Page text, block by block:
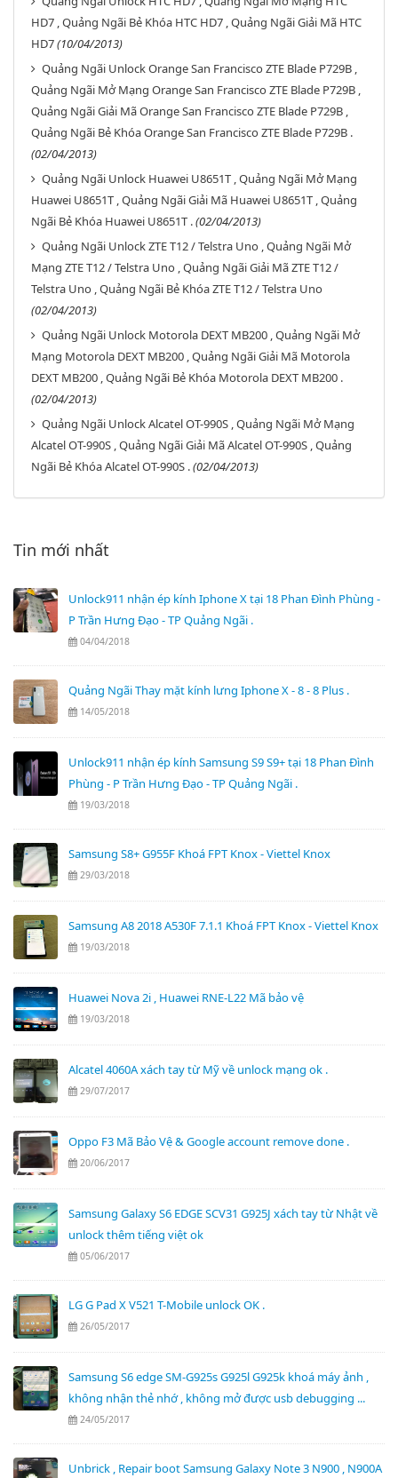
HD7 , Quảng Ngãi Bẻ Khóa HTC HD7 , Quảng Ngãi Giải Mã HTC
HD7(10/04/2013)
Quảng Ngãi Unlock Orange San Francisco ZTE Blade P729B ,
Quảng Ngãi Mở Mạng Orange San Francisco ZTE Blade P729B ,
Quảng Ngãi Giải Mã Orange San Francisco ZTE Blade P729B ,
Quảng Ngãi Bẻ Khóa Orange San Francisco ZTE Blade P729B .
(02/04/2013)
Quảng Ngãi Unlock Huawei U8651T , Quảng Ngãi Mở Mạng
Huawei U8651T , Quảng Ngãi Giải Mã Huawei U8651T , Quảng
Ngãi Bẻ Khóa Huawei U8651T .(02/04/2013)
Quảng Ngãi Unlock ZTE T12 / Telstra Uno , Quảng Ngãi Mở
Mạng ZTE T12 / Telstra Uno , Quảng Ngãi Giải Mã ZTE T12 /
Telstra Uno , Quảng Ngãi Bẻ Khóa ZTE T12 / Telstra Uno
(02/04/2013)
Quảng Ngãi Unlock Motorola DEXT MB200 , Quảng Ngãi Mở
Mạng Motorola DEXT MB200 , Quảng Ngãi Giải Mã Motorola
DEXT MB200 , Quảng Ngãi Bẻ Khóa Motorola DEXT MB200 .
(02/04/2013)
Quảng Ngãi Unlock Alcatel OT-990S , Quảng Ngãi Mở Mạng
Alcatel OT-990S , Quảng Ngãi Giải Mã Alcatel OT-990S , Quảng
Ngãi Bẻ Khóa Alcatel OT-990S .(02/04/2013)
Tin mới nhất
Unlock911 nhận ép kính Iphone X tại 18 Phan Đình Phùng -
P Trần Hưng Đạo - TP Quảng Ngãi .
04/04/2018
Quảng Ngãi Thay mặt kính lưng Iphone X - 8 - 8 Plus .
14/05/2018
Unlock911 nhận ép kính Samsung S9 S9+ tại 18 Phan Đình
Phùng - P Trần Hưng Đạo - TP Quảng Ngãi .
19/03/2018
Samsung S8+ G955F Khoá FPT Knox - Viettel Knox
29/03/2018
Samsung A8 2018 A530F 7.1.1 Khoá FPT Knox - Viettel Knox
19/03/2018
Huawei Nova 2i , Huawei RNE-L22 Mã bảo vệ
19/03/2018
Alcatel 4060A xách tay từ Mỹ về unlock mạng ok .
29/07/2017
Oppo F3 Mã Bảo Vệ & Google account remove done .
20/06/2017
Samsung Galaxy S6 EDGE SCV31 G925J xách tay từ Nhật về
unlock thêm tiếng việt ok
05/06/2017
LG G Pad X V521 T-Mobile unlock OK .
26/05/2017
Samsung S6 edge SM-G925s G925l G925k khoá máy ảnh ,
không nhận thẻ nhớ , không mở được usb debugging ...
24/05/2017
Unbrick , Repair boot Samsung Galaxy Note 3 N900 , N900A